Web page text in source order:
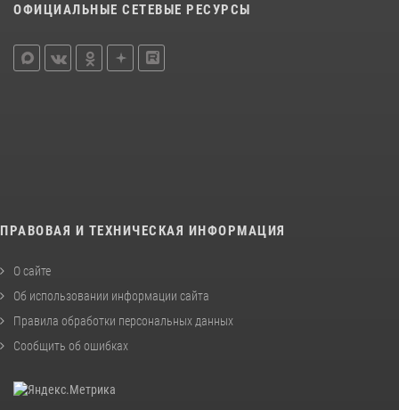
ОФИЦИАЛЬНЫЕ СЕТЕВЫЕ РЕСУРСЫ
ПРАВОВАЯ И ТЕХНИЧЕСКАЯ ИНФОРМАЦИЯ
О сайте
Об использовании информации сайта
Правила обработки персональных данных
Сообщить об ошибках